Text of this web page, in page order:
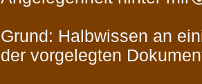
Grund: Halbwissen an
der vorgelegten